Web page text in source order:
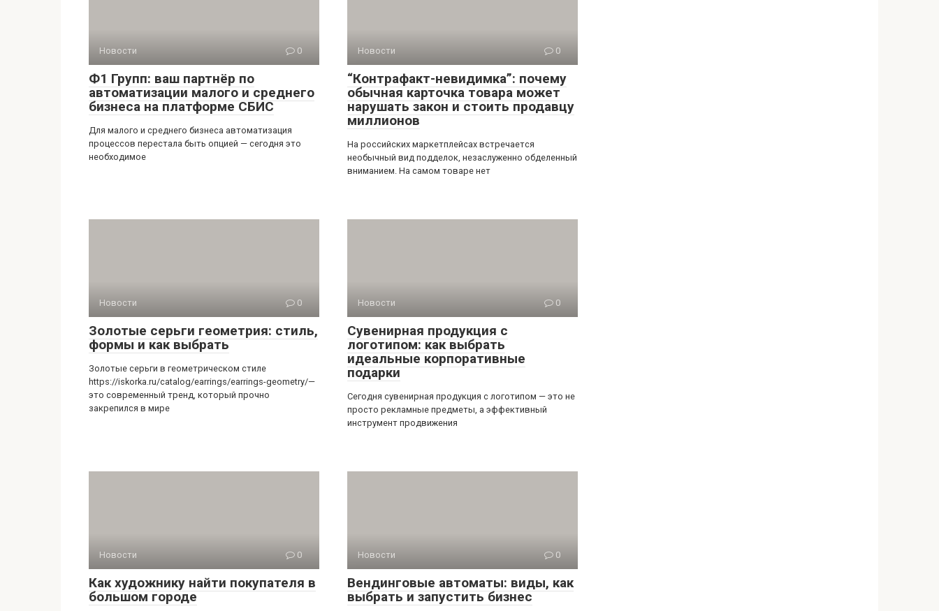
Новости 0
Ф1 Групп: ваш партнёр по
автоматизации малого и среднего
бизнеса на платформе СБИС
Для малого и среднего бизнеса автоматизация
процессов перестала быть опцией — сегодня это
необходимое
Новости 0
“Контрафакт-невидимка”: почему
обычная карточка товара может
нарушать закон и стоить продавцу
миллионов
На российских маркетплейсах встречается
необычный вид подделок, незаслуженно обделенный
вниманием. На самом товаре нет
Новости 0
Золотые серьги геометрия: стиль,
формы и как выбрать
Золотые серьги в геометрическом стиле
https://iskorka.ru/catalog/earrings/earrings-geometry/—
это современный тренд, который прочно
закрепился в мире
Новости 0
Сувенирная продукция с
логотипом: как выбрать
идеальные корпоративные
подарки
Сегодня сувенирная продукция с логотипом — это не
просто рекламные предметы, а эффективный
инструмент продвижения
Новости 0
Как художнику найти покупателя в
большом городе
Новости 0
Вендинговые автоматы: виды, как
выбрать и запустить бизнес